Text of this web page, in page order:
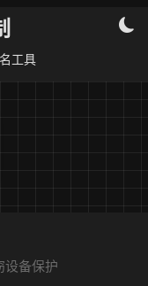
工具
设备保护